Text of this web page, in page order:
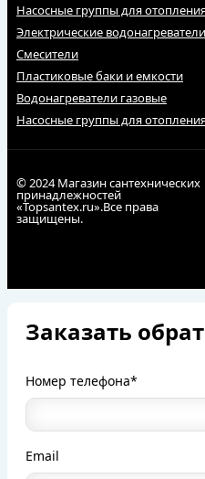
Насосные группы для
Электрические водонагреватели
Смесители
Пластиковые баки и емкости
Водонагреватели газовые
Насосные группы для
© 2024 Магазин сантехнических
принадлежностей
«Topsantex.ru».Все права
защищены.
Заказать
Номер телефона*
Email